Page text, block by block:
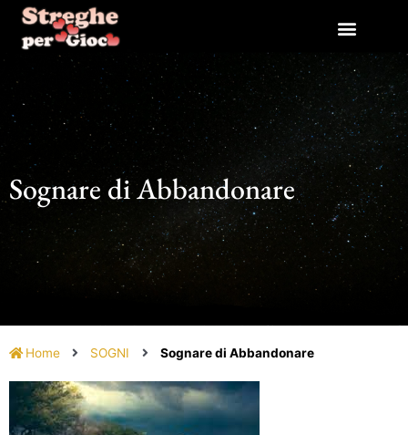
contenuto
Sognare di Abbandonare
Home SOGNI Sognare di Abbandonare